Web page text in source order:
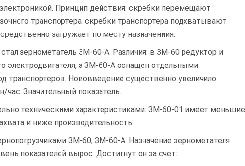
Принцип действия: скребки перемещают
транспортера, скребки транспортера подхватывают
загружает по месту назначениия.
зернометатель ЗМ-60-А. Различия: в ЗМ-60 редуктор и
электродвигателя, а ЗМ-60-А оснащен отдельными
транспортеров. Нововведение существенно увеличило
час. Значительный показатель.
техническими характеристиками: ЗМ-60-01 имеет меньшие
и ниже производительность.
ЗМ-60, ЗМ-60-А. Назначение зернометателя
показателей вырос. Достигнут он за счет: